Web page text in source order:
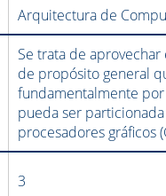
Arquitectura de
Se trata de
de propósito general
fundamentalmente
pueda ser
procesadores gráficos
3